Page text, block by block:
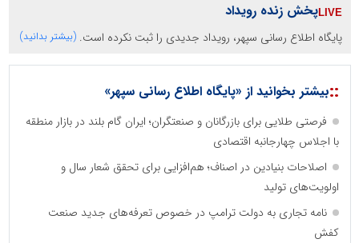
پخش زنده رویداد
پایگاه اطلاع رسانی سپهر، رویداد جدیدی را ثبت نکرده است. (بیشتر بدانید)
::بیشتر بخوانید از «پایگاه اطلاع رسانی سپهر»
فرصتی طلایی برای بازرگانان و صنعتگران؛ ایران گام بلند در بازار منطقه
با اجلاس چهارجانبه اقتصادی
اصلاحات بنیادین در اصناف؛ هم‌افزایی برای تحقق شعار سال و
اولویت‌های تولید
نامه تجاری به دولت ترامپ در خصوص تعرفه‌های جدید صنعت
کفش